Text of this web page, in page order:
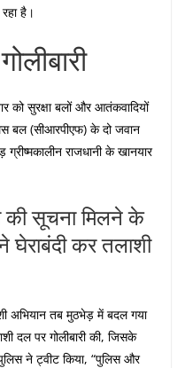
है।
को सुरक्षा बलों और आतंकवादियों
बल (सीआरपीएफ) के दो जवान
राजधानी के खानयार
की सूचना मिलने के
घेराबंदी कर तलाशी
अभियान तब मुठभेड़ में बदल गया
दल पर गोलीबारी की, जिसके
ने ट्वीट किया, “पुलिस और